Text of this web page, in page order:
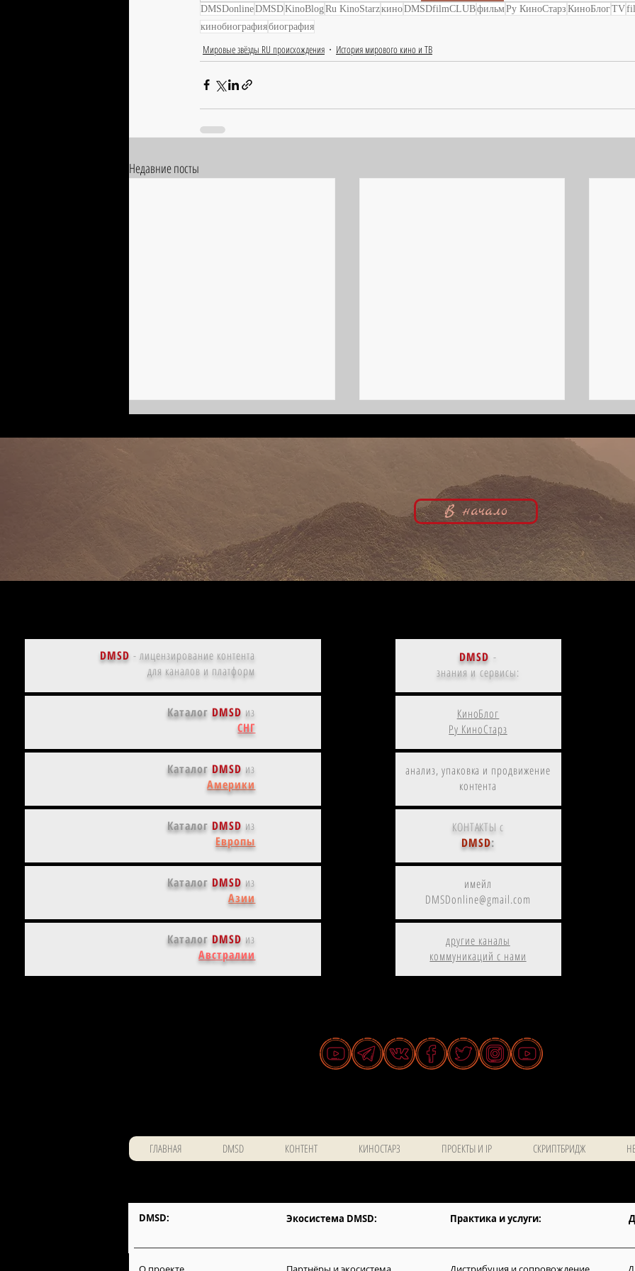
DMSDonlineDMSDKinoBlogRu KinoStarzкиноDMSDfilmCLUBфильмРу КиноСтарз КиноБлогTV
кинобиографиябиография
Мировые звёзды RU происхождения История мирового кино и ТВ
Недавние посты
Казаки в городе | Марта фон
Коссатски, кинобиография
Неожиданная кинозвезда | Ирена
фон Мейендорф, кинобиография
В начало
DMSD - лицензирование контента
для каналов и платформ
КаталогDMSD из
СНГ
КаталогDMSD из
Америки
КаталогDMSD из
Европы
КаталогDMSD из
Азии
КаталогDMSD из
Австралии
DMSD -
знания и сервисы:
КиноБлог
Ру КиноСтарз
анализ, упаковка и продвижение
контента
КОНТАКТЫ с
DMSD:
имейл
DMSDonline@gmail.com
другие каналы
коммуникаций с нами
ГЛАВНАЯ DMSD КОНТЕНТ КИНОСТАРЗ ПРОЕКТЫ И IP СКРИПТБРИДЖ
DMSD: Экосистема DMSD: Практика и услуги: